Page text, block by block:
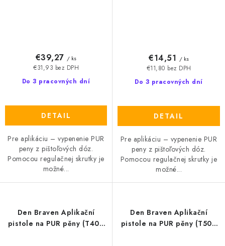
Do 3 pracovných dní
€31,93 bez DPH
€39,27 / ks
DETAIL
Pre aplikáciu – vypenenie PUR
peny z pištoľových dóz.
Pomocou regulačnej skrutky je
možné...
Do 3 pracovných dní
€11,80 bez DPH
€14,51 / ks
DETAIL
Pre aplikáciu – vypenenie PUR
peny z pištoľových dóz.
Pomocou regulačnej skrutky je
možné...
Den Braven Aplikační
pistole na PUR pěny (T400
Den Braven Aplikační
pistole na PUR pěny (T500